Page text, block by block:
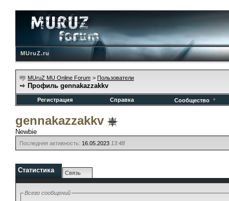
MUruZ.ru
MUruZ MU Online Forum > Пользователи
Профиль gennakazzakkv
Регистрация Справка Сообщество
gennakazzakkv
Newbie
Последняя активность: 16.05.2023 13:48
Статистика Связь
Всего сообщений